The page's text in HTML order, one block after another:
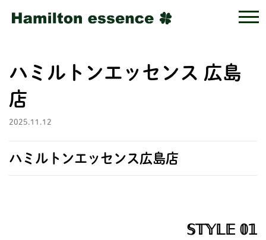
ハミルトンエッセンス 広島
店
2025.11.12
ハミルトンエッセンス広島店
𝕊𝕋𝕐𝕃𝔼 𝟘𝟙